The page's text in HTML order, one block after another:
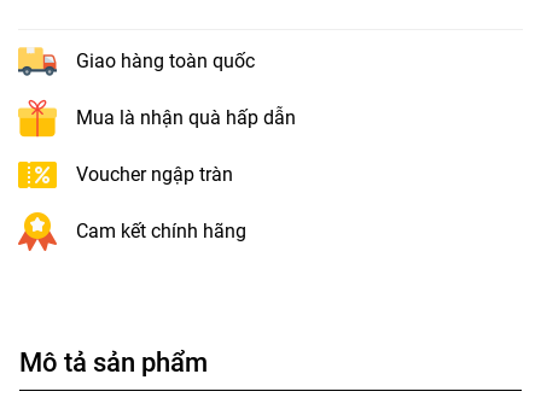
Giao hàng toàn quốc
Mua là nhận quà hấp dẫn
Voucher ngập tràn
Cam kết chính hãng
Mô tả sản phẩm